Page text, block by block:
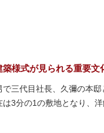
れる遊歩道も整備され
ほっと一息つくのもおす
徴的な形をしていて見
様式が見られる重要文
三代目社長、久彌の本
3分の1の敷地となり、